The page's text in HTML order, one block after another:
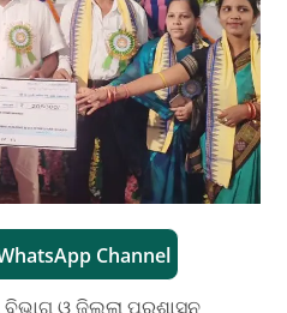
Channel
ଓ ଜିଲ୍ଲା ପ୍ରଶାସନ